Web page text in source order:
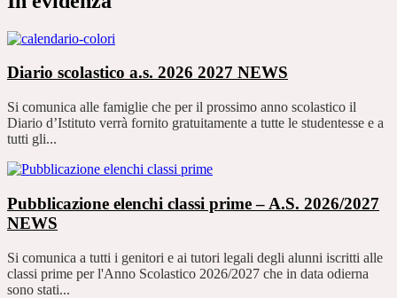
Diario scolastico a.s. 2026 2027 NEWS
Si comunica alle famiglie che per il prossimo anno scolastico il
Diario d’Istituto verrà fornito gratuitamente a tutte le studentesse e a
tutti gli...
Pubblicazione elenchi classi prime – A.S. 2026/2027
NEWS
Si comunica a tutti i genitori e ai tutori legali degli alunni iscritti alle
classi prime per l'Anno Scolastico 2026/2027 che in data odierna
sono stati...